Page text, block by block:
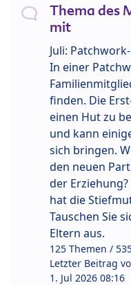
Thema des
mit
Juli:
In einer
finden. Die
einen Hut zu
und kann
sich bringen.
den neuen
der
hat die
Tauschen Sie
Eltern aus.
125 Themen /
Letzter Beitrag
1. Jul 2026 08:16